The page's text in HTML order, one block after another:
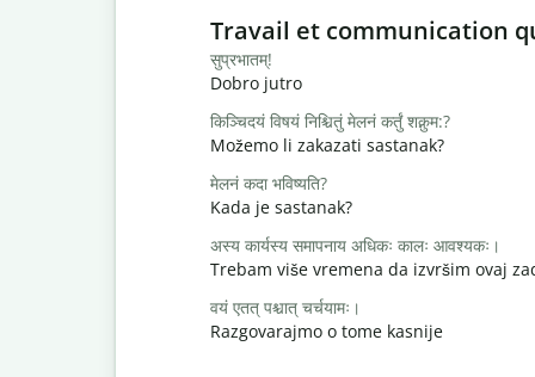
Slide 1 of 6
Travail et communication
सुप्रभातम्!
Dobro jutro
किञ्चिदयं विषयं निश्चितुं मेलनं कर्तुं शक्नुम:?
Možemo li zakazati sastanak?
मेलनं कदा भविष्यति?
Kada je sastanak?
अस्य कार्यस्य समापनाय अधिकः कालः आवश्यकः।
Trebam više vremena da izvršim ovaj
वयं एतत् पश्चात् चर्चयामः।
Razgovarajmo o tome kasnije